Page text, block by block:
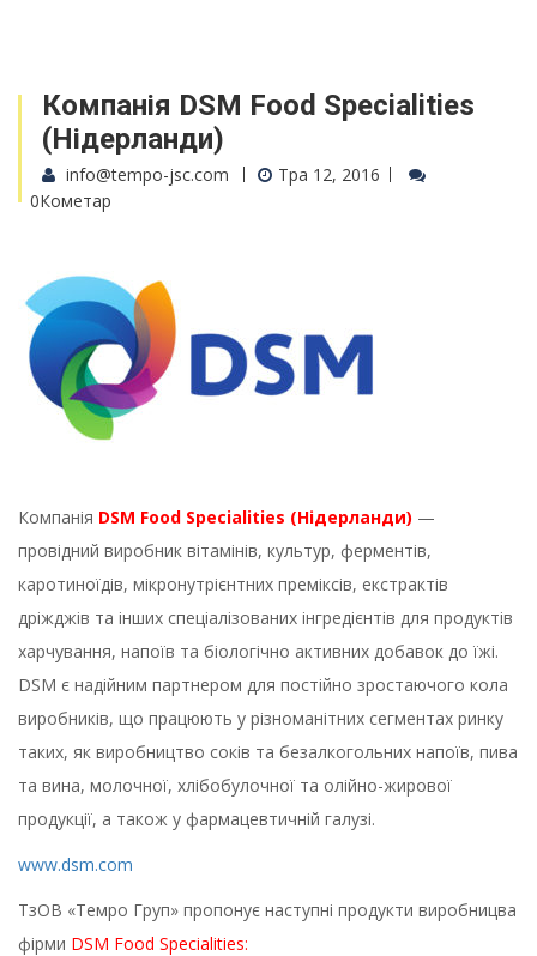
Компанія DSM Food Specialities
(Нідерланди)
info@tempo-jsc.com
Тра 12, 2016
0Кометар
Компанія DSM Food Specialities (Нідерланди) —
провідний виробник вітамінів, культур, ферментів,
каротиноїдів, мікронутрієнтних преміксів, екстрактів
дріжджів та інших спеціалізованих інгредієнтів для продуктів
харчування, напоїв та біологічно активних добавок до їжі.
DSM є надійним партнером для постійно зростаючого кола
виробників, що працюють у різноманітних сегментах ринку
таких, як виробництво соків та безалкогольних напоїв, пива
та вина, молочної, хлібобулочної та олійно-жирової
продукції, а також у фармацевтичній галузі.
www.dsm.com
ТзОВ «Темро Груп» пропонує наступні продукти виробницва
фірми DSM Food Specialities: